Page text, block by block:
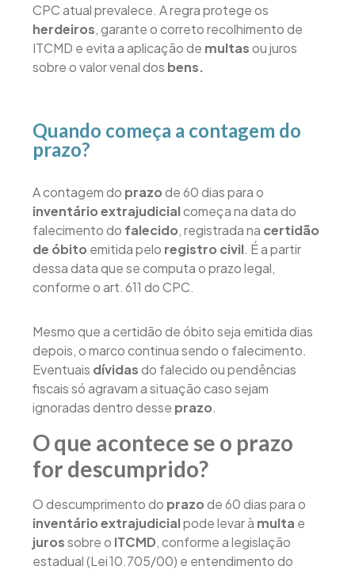
CPC atual prevalece. A regra protege os
herdeiros, garante o correto recolhimento de
ITCMD e evita a aplicação de multasou juros
sobre o valor venal dos bens.
Quando começa a contagem do
prazo?
A contagem do prazode 60 dias para o
inventário extrajudicialcomeça na data do
falecimento do falecido, registrada na certidão
de óbito emitida pelo registro civil. É a partir
dessa data que se computa o prazo legal,
conforme o art. 611 do CPC.
Mesmo que a certidão de óbito seja emitida dias
depois, o marco continua sendo o falecimento.
Eventuais dívidasdo falecido ou pendências
fiscais só agravam a situação caso sejam
ignoradas dentro desse prazo.
O que acontece se o prazo
for descumprido?
O descumprimento do prazode 60 dias para o
inventário extrajudicialpode levar à multa e
jurossobre o ITCMD, conforme a legislação
estadual (Lei 10.705/00) e entendimento do